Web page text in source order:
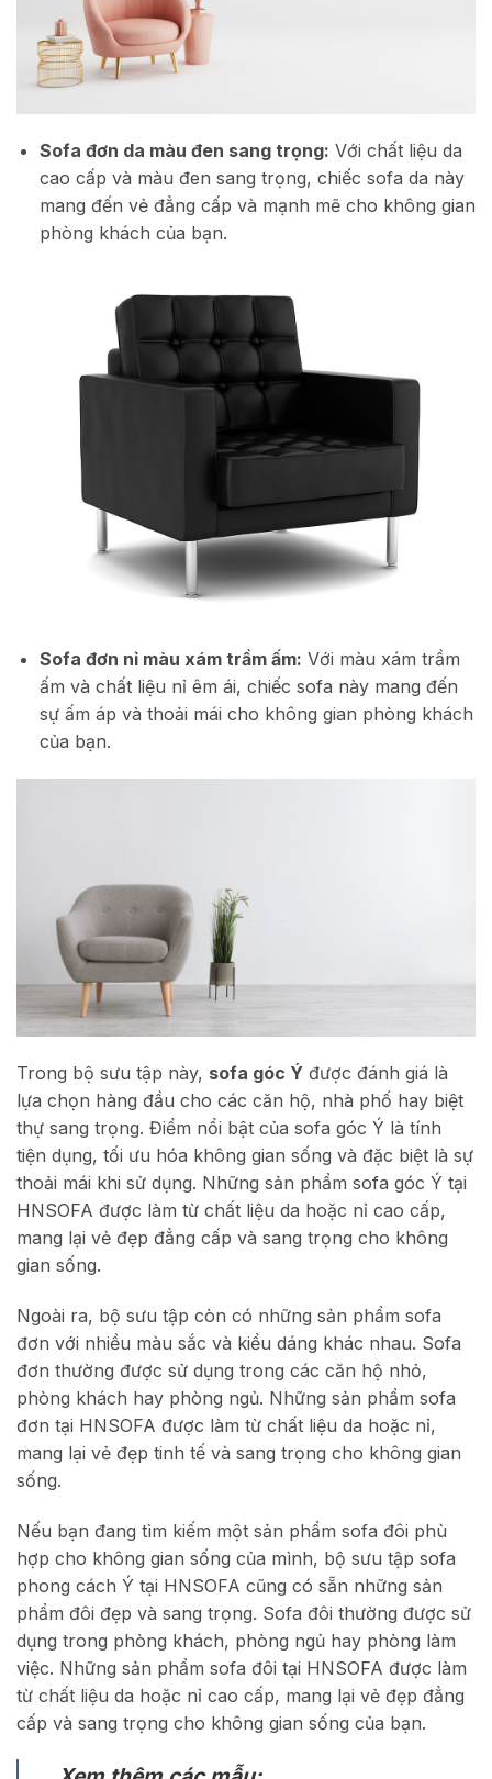
Sofa đơn da màu đen sang trọng: Với chất liệu da
cao cấp và màu đen sang trọng, chiếc sofa da này
mang đến vẻ đẳng cấp và mạnh mẽ cho không gian
phòng khách của bạn.
Sofa đơn nỉ màu xám trầm ấm: Với màu xám trầm
ấm và chất liệu nỉ êm ái, chiếc sofa này mang đến
sự ấm áp và thoải mái cho không gian phòng khách
của bạn.
Trong bộ sưu tập này, sofa góc Ý được đánh giá là
lựa chọn hàng đầu cho các căn hộ, nhà phố hay biệt
thự sang trọng. Điểm nổi bật của sofa góc Ý là tính
tiện dụng, tối ưu hóa không gian sống và đặc biệt là sự
thoải mái khi sử dụng. Những sản phẩm sofa góc Ý tại
HNSOFA được làm từ chất liệu da hoặc nỉ cao cấp,
mang lại vẻ đẹp đẳng cấp và sang trọng cho không
gian sống.
Ngoài ra, bộ sưu tập còn có những sản phẩm sofa
đơn với nhiều màu sắc và kiểu dáng khác nhau. Sofa
đơn thường được sử dụng trong các căn hộ nhỏ,
phòng khách hay phòng ngủ. Những sản phẩm sofa
đơn tại HNSOFA được làm từ chất liệu da hoặc nỉ,
mang lại vẻ đẹp tinh tế và sang trọng cho không gian
sống.
Nếu bạn đang tìm kiếm một sản phẩm sofa đôi phù
hợp cho không gian sống của mình, bộ sưu tập sofa
phong cách Ý tại HNSOFA cũng có sẵn những sản
phẩm đôi đẹp và sang trọng. Sofa đôi thường được sử
dụng trong phòng khách, phòng ngủ hay phòng làm
việc. Những sản phẩm sofa đôi tại HNSOFA được làm
từ chất liệu da hoặc nỉ cao cấp, mang lại vẻ đẹp đẳng
cấp và sang trọng cho không gian sống của bạn.